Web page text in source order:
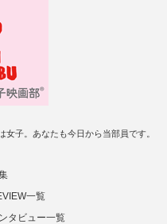
子。あなたも今日から当部員です。
一覧
タビュー一覧